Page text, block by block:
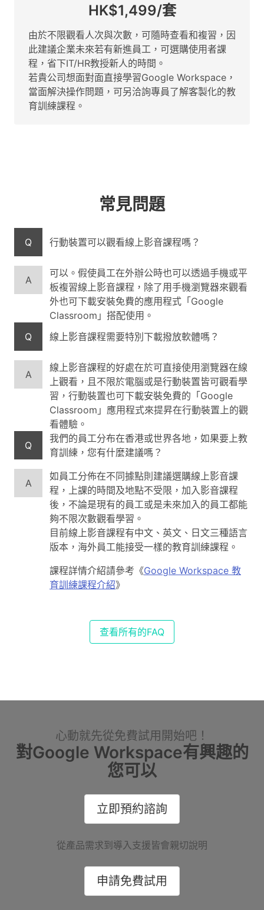
HK$1,499/套
由於不限觀看人次與次數，可隨時查看和複習，因
此建議企業未來若有新進員工，可選購使用者課
程，省下IT/HR教授新人的時間。
若貴公司想面對面直接學習Google Workspace，
當面解決操作問題，可另洽詢專員了解客製化的教
育訓練課程。
常見問題
Q 行動裝置可以觀看線上影音課程嗎？
A
可以。假使員工在外辦公時也可以透過手機或平
板複習線上影音課程，除了用手機瀏覽器來觀看
外也可下載安裝免費的應用程式「Google
Classroom」搭配使用。
Q
線上影音課程需要特別下載撥放軟體嗎？
A
線上影音課程的好處在於可直接使用瀏覽器在線
上觀看，且不限於電腦或是行動裝置皆可觀看學
習，行動裝置也可下載安裝免費的「Google
Classroom」應用程式來提昇在行動裝置上的觀
看體驗。
Q
我們的員工分布在香港或世界各地，如果要上教
育訓練，您有什麼建議嗎？
A
如員工分佈在不同據點則建議選購線上影音課
程，上課的時間及地點不受限，加入影音課程
後，不論是現有的員工或是未來加入的員工都能
夠不限次數觀看學習。
目前線上影音課程有中文、英文、日文三種語言
版本，海外員工能接受一樣的教育訓練課程。
課程詳情介紹請參考《Google Workspace 教
育訓練課程介紹》
查看所有的FAQ
心動就先從免費試用開始吧！
對Google Workspace有興趣的
您可以
立即預約諮詢
從產品需求到導入支援皆會親切說明
申請免費試用